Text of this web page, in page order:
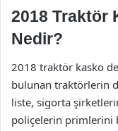
2018 Traktör
Nedir?
2018 traktör kasko
bulunan traktörlerin
liste, sigorta
poliçelerin primlerini